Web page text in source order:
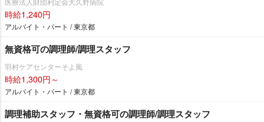
時給1,240円
アルバイト・パート / 東京都
無資格可の調理師/調理スタッフ
羽村ケアセンターそよ風
時給1,300円～
アルバイト・パート / 東京都
調理補助スタッフ・無資格可の調理師/調理スタッフ